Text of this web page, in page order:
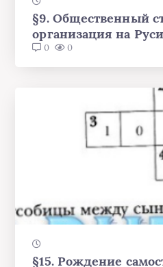
§9. Общественный
организация на Руси
0 0
§15. Рождение